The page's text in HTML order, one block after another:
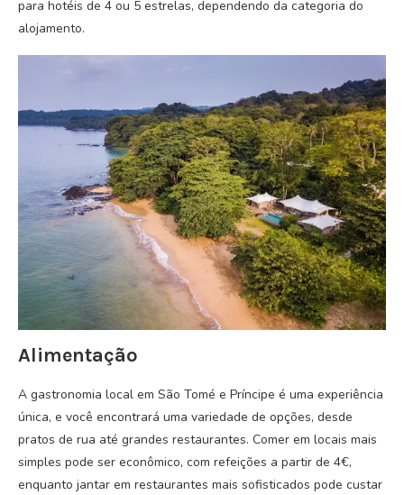
para hotéis de 4 ou 5 estrelas, dependendo da categoria do
alojamento.
Alimentação
A gastronomia local em São Tomé e Príncipe é uma experiência
única, e você encontrará uma variedade de opções, desde
pratos de rua até grandes restaurantes. Comer em locais mais
simples pode ser econômico, com refeições a partir de 4€,
enquanto jantar em restaurantes mais sofisticados pode custar